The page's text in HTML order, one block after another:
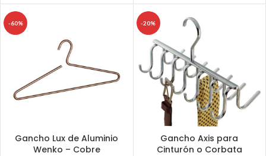
-60%
Gancho Lux de Aluminio
Wenko – Cobre
-20%
Gancho Axis para
Cinturón o Corbata